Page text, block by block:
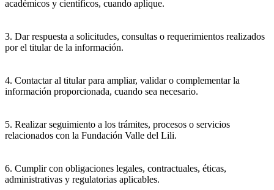
académicos y científicos, cuando aplique.
3. Dar respuesta a solicitudes, consultas o requerimientos realizados
por el titular de la información.
4. Contactar al titular para ampliar, validar o complementar la
información proporcionada, cuando sea necesario.
5. Realizar seguimiento a los trámites, procesos o servicios
relacionados con la Fundación Valle del Lili.
6. Cumplir con obligaciones legales, contractuales, éticas,
administrativas y regulatorias aplicables.